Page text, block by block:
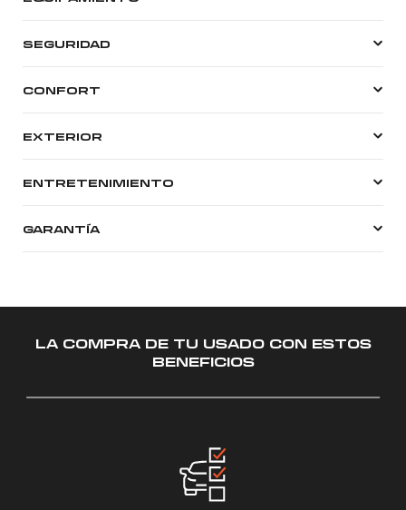
SEGURIDAD
CONFORT
EXTERIOR
ENTRETENIMIENTO
GARANTÍA
LA COMPRA DE TU USADO CON ESTOS
BENEFICIOS